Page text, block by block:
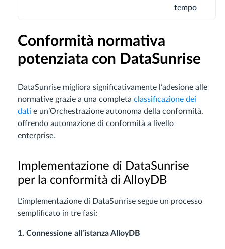
tempo
Conformità normativa
potenziata con DataSunrise
DataSunrise migliora significativamente l’adesione alle
normative grazie a una completa classificazione dei
dati e un’Orchestrazione autonoma della conformità,
offrendo automazione di conformità a livello
enterprise.
Implementazione di DataSunrise
per la conformità di AlloyDB
L’implementazione di DataSunrise segue un processo
semplificato in tre fasi:
1. Connessione all’istanza AlloyDB